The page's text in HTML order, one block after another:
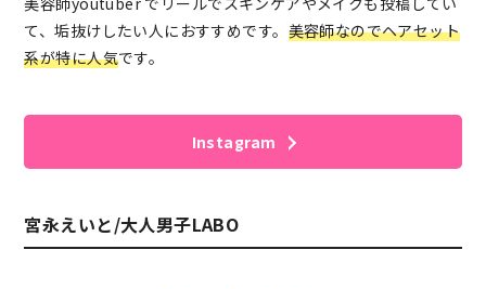
て、垢抜けしたい人におすすめです。 美容師なのでヘアセット
系が特に人気です。
Instagram
宮永えいと/大人男子LABO